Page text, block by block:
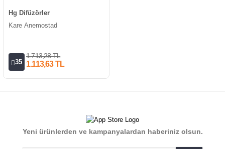
Hg Difüzörler
Kare Anemostad
35
1.713,28 TL
1.113,63 TL
Yeni ürünlerden ve kampanyalardan haberiniz olsun.